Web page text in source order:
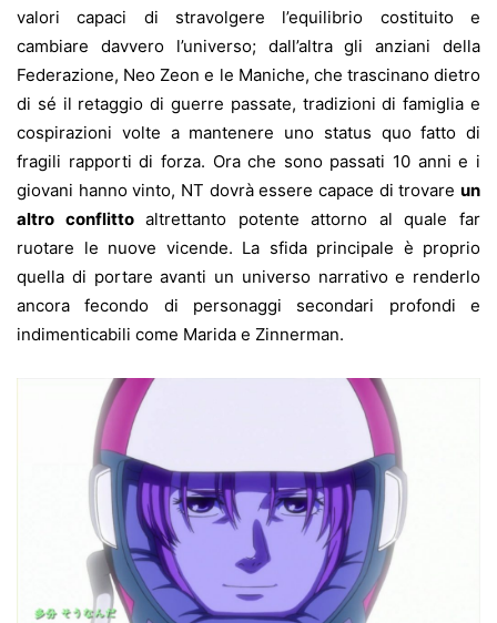
valori capaci di stravolgere l’equilibrio costituito e
cambiare davvero l’universo; dall’altra gli anziani della
Federazione, Neo Zeon e le Maniche, che trascinano dietro
di sé il retaggio di guerre passate, tradizioni di famiglia e
cospirazioni volte a mantenere uno status quo fatto di
fragili rapporti di forza. Ora che sono passati 10 anni e i
giovani hanno vinto, NT dovrà essere capace di trovare un
altro conflittoaltrettanto potente attorno al quale far
ruotare le nuove vicende. La sfida principale è proprio
quella di portare avanti un universo narrativo e renderlo
ancora fecondo di personaggi secondari profondi e
indimenticabili come Marida e Zinnerman.